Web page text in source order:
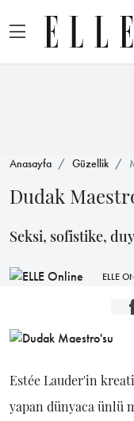
Anasayfa Güzellik
Dudak
Seksi, sofistike,
ELLE
Estée Lauder'in
yapan dünyaca ünlü